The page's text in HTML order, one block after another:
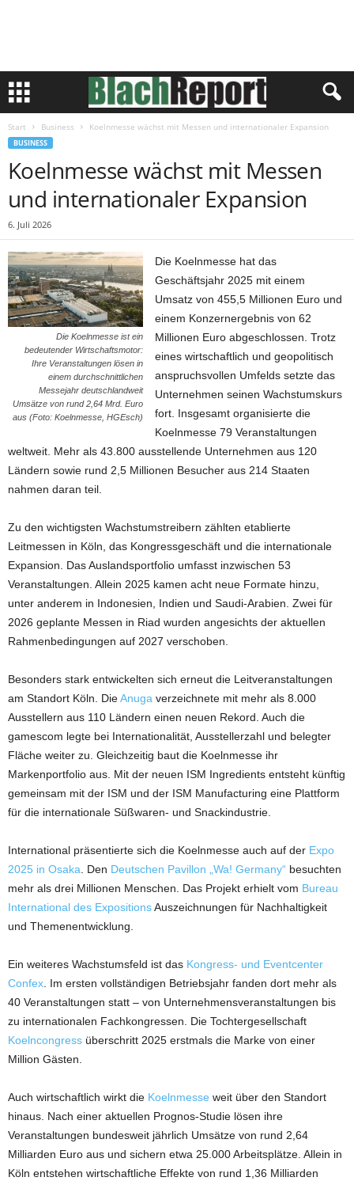
Start Business Koelnmesse wächst mit Messen und internationaler Expansion
BUSINESS
Koelnmesse wächst mit Messen
und internationaler Expansion
6. Juli 2026
Die Koelnmesse ist ein
bedeutender Wirtschaftsmotor:
Ihre Veranstaltungen lösen in
einem durchschnittlichen
Messejahr deutschlandweit
Umsätze von rund 2,64 Mrd. Euro
aus (Foto: Koelnmesse, HGEsch)
Die Koelnmesse hat das
Geschäftsjahr 2025 mit einem
Umsatz von 455,5 Millionen Euro und
einem Konzernergebnis von 62
Millionen Euro abgeschlossen. Trotz
eines wirtschaftlich und geopolitisch
anspruchsvollen Umfelds setzte das
Unternehmen seinen Wachstumskurs
fort. Insgesamt organisierte die
Koelnmesse 79 Veranstaltungen
weltweit. Mehr als 43.800 ausstellende Unternehmen aus 120
Ländern sowie rund 2,5 Millionen Besucher aus 214 Staaten
nahmen daran teil.
Zu den wichtigsten Wachstumstreibern zählten etablierte
Leitmessen in Köln, das Kongressgeschäft und die internationale
Expansion. Das Auslandsportfolio umfasst inzwischen 53
Veranstaltungen. Allein 2025 kamen acht neue Formate hinzu,
unter anderem in Indonesien, Indien und Saudi-Arabien. Zwei für
2026 geplante Messen in Riad wurden angesichts der aktuellen
Rahmenbedingungen auf 2027 verschoben.
Besonders stark entwickelten sich erneut die Leitveranstaltungen
am Standort Köln. DieAnuga verzeichnete mit mehr als 8.000
Ausstellern aus 110 Ländern einen neuen Rekord. Auch die
gamescom legte bei Internationalität, Ausstellerzahl und belegter
Fläche weiter zu. Gleichzeitig baut die Koelnmesse ihr
Markenportfolio aus. Mit der neuen ISM Ingredients entsteht künftig
gemeinsam mit der ISM und der ISM Manufacturing eine Plattform
für die internationale Süßwaren- und Snackindustrie.
International präsentierte sich die Koelnmesse auch auf der Expo
2025 in Osaka . Den Deutschen Pavillon „Wa! Germany“ besuchten
mehr als drei Millionen Menschen. Das Projekt erhielt vom Bureau
International des ExpositionsAuszeichnungen für Nachhaltigkeit
und Themenentwicklung.
Ein weiteres Wachstumsfeld ist das Kongress- und Eventcenter
Confex . Im ersten vollständigen Betriebsjahr fanden dort mehr als
40 Veranstaltungen statt – von Unternehmensveranstaltungen bis
zu internationalen Fachkongressen. Die Tochtergesellschaft
Koelncongress überschritt 2025 erstmals die Marke von einer
Million Gästen.
Auch wirtschaftlich wirkt die Koelnmesse weit über den Standort
hinaus. Nach einer aktuellen Prognos-Studie lösen ihre
Veranstaltungen bundesweit jährlich Umsätze von rund 2,64
Milliarden Euro aus und sichern etwa 25.000 Arbeitsplätze. Allein in
Köln entstehen wirtschaftliche Effekte von rund 1,36 Milliarden